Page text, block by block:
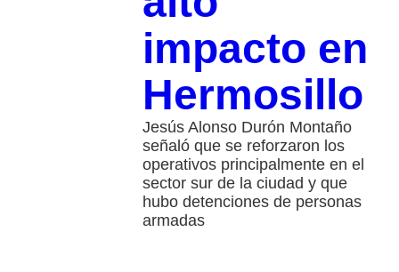
impacto en
Hermosillo
Jesús Alonso Durón Montaño
señaló que se reforzaron los
operativos principalmente en el
sector sur de la ciudad y que
hubo detenciones de personas
armadas